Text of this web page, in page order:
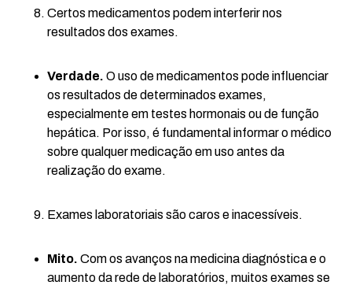
Certos medicamentos podem interferir nos
resultados dos exames.
Verdade. O uso de medicamentos pode influenciar
os resultados de determinados exames,
especialmente em testes hormonais ou de função
hepática. Por isso, é fundamental informar o médico
sobre qualquer medicação em uso antes da
realização do exame.
Exames laboratoriais são caros e inacessíveis.
Mito. Com os avanços na medicina diagnóstica e o
aumento da rede de laboratórios, muitos exames se